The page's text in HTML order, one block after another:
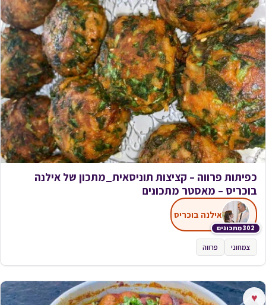
כפיתות פרווה – קציצות תוניסאית_מתכון של אילנה
בוכריס – מאסטר מתכונים
302 מתכונים
אילנה בוכריס
צמחוני פרווה
♥